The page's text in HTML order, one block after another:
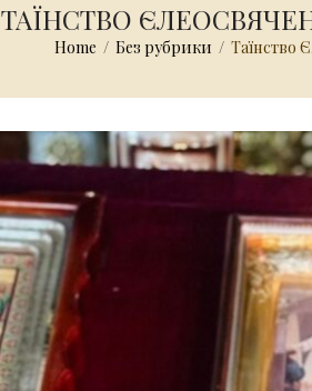
ТАЇНСТВО
Home / Без рубрики / Таїнство